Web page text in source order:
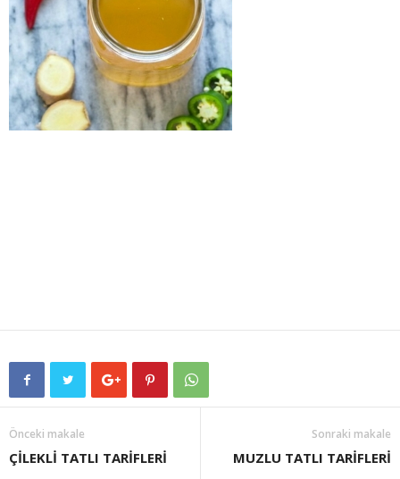
Önceki makale
ÇİLEKLİ TATLI TARİFLERİ
Sonraki makale
MUZLU TATLI TARİFLERİ